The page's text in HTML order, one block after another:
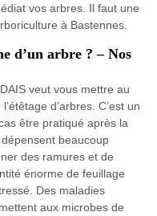
vos arbres. Il faut une
à Bastennes.
d’un arbre ? – Nos
veut vous mettre au
d’arbres. C’est un
être pratiqué après la
beaucoup
des ramures et de
énorme de feuillage
Des maladies
aux microbes de